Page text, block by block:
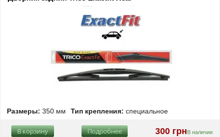
Размеры: 350 мм Тип крепления: специальное
300 грн В наличии
Подробнее
В корзину